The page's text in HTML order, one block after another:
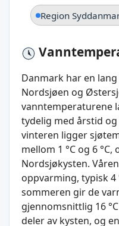
Region
Danmark har en
Nordsjøen og
vanntemperaturene
tydelig med årstid
vinteren ligger
mellom 1 °C og 6
Nordsjøkysten.
oppvarming, typisk 4
sommeren gir de
gjennomsnittlig 16
deler av kysten, og